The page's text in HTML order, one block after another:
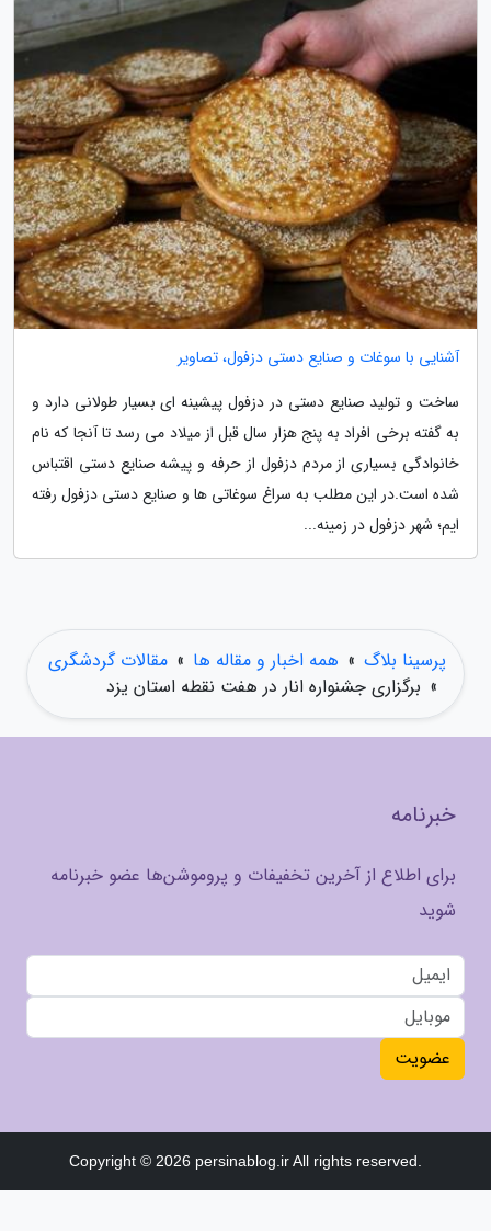
آشنایی با سوغات و صنایع دستی دزفول، تصاویر
ساخت و تولید صنایع دستی در دزفول پیشینه ای بسیار طولانی دارد و
به گفته برخی افراد به پنج هزار سال قبل از میلاد می رسد تا آنجا که نام
خانوادگی بسیاری از مردم دزفول از حرفه و پیشه صنایع دستی اقتباس
شده است.در این مطلب به سراغ سوغاتی ها و صنایع دستی دزفول رفته
ایم؛ شهر دزفول در زمینه...
پرسینا بلاگ » همه اخبار و مقاله ها » مقالات گردشگری
» برگزاری جشنواره انار در هفت نقطه استان یزد
خبرنامه
برای اطلاع از آخرین تخفیفات و پروموشن‌ها عضو خبرنامه
شوید
عضویت
Copyright © 2026 persinablog.ir All rights reserved.